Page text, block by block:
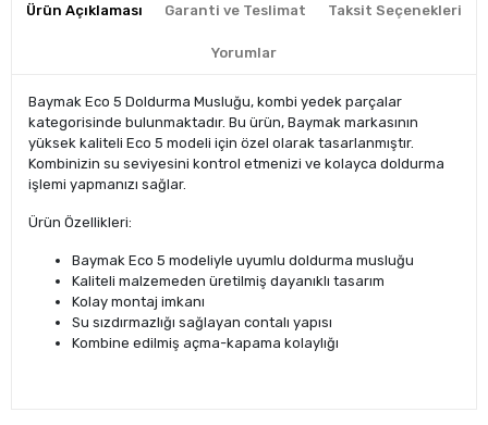
Ürün Açıklaması Garanti ve Teslimat Taksit Seçenekleri
Yorumlar
Baymak Eco 5 Doldurma Musluğu, kombi yedek parçalar
kategorisinde bulunmaktadır. Bu ürün, Baymak markasının
yüksek kaliteli Eco 5 modeli için özel olarak tasarlanmıştır.
Kombinizin su seviyesini kontrol etmenizi ve kolayca doldurma
işlemi yapmanızı sağlar.
Ürün Özellikleri:
Baymak Eco 5 modeliyle uyumlu doldurma musluğu
Kaliteli malzemeden üretilmiş dayanıklı tasarım
Kolay montaj imkanı
Su sızdırmazlığı sağlayan contalı yapısı
Kombine edilmiş açma-kapama kolaylığı